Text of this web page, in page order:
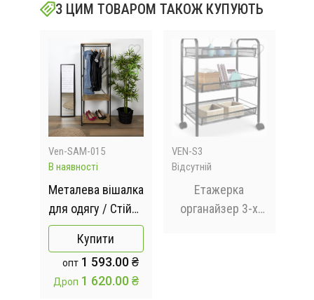
З ЦИМ ТОВАРОМ ТАКОЖ КУПУЮТЬ
Ven-SAM-015
В наявності
Металева вішалка
для одягу / Стійка
- рейка для одягу
з полицею для
взуття
Купити
опт1 593.00 ₴
Дроп 1 620.00 ₴
VEN-S3
Відсутній
Етажерка
органайзер 3-х